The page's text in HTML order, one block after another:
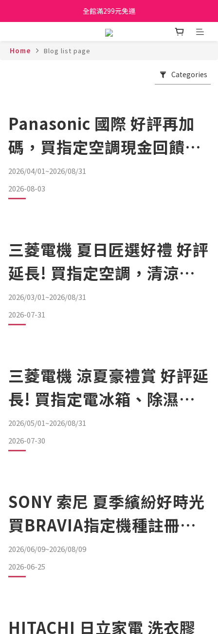
日立家電、國際牌 原廠管制價格 私訊優惠價
全館滿299元免運
日立家電、國際牌 原廠管制價格 私訊優惠價
Home Blog list page
Categories
Panasonic 國際 好評再加
碼，買指定空調現金回饋最
高省12000元！
2026/04/01~2026/08/31
2026-08-03
三菱電機 夏日匠選好禮 好評
延長! 買指定空調，清涼一
夏好禮同享!
2026/03/01~2026/08/31
2026-07-31
三菱電機 涼夏豪禮賞 好評延
長! 買指定電冰箱、除濕
機，登錄享好禮!
2026/05/01~2026/08/31
2026-07-30
SONY 索尼 夏季繽紛好時光
買BRAVIA指定機種註冊送
好禮!
2026/06/09~2026/08/09
2026-06-25
HITACHI 日立家電 洗衣膠